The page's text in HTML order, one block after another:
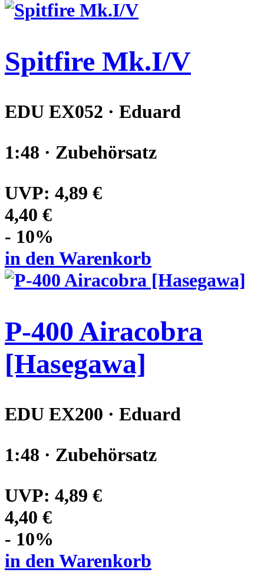
Spitfire Mk.I/V
EDU EX052 · Eduard
1:48 · Zubehörsatz
UVP: 4,89 €
4,40 €
- 10%
in den Warenkorb
P-400 Airacobra
[Hasegawa]
EDU EX200 · Eduard
1:48 · Zubehörsatz
UVP: 4,89 €
4,40 €
- 10%
in den Warenkorb